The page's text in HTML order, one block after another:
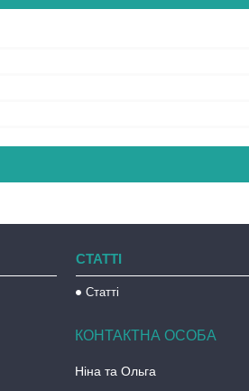
СТАТТІ
Статті
Ніна та Ольга